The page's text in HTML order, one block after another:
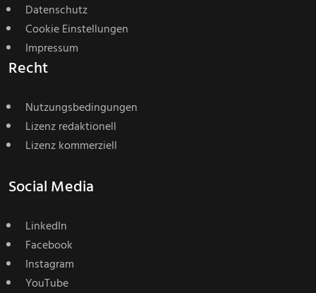
Datenschutz
Cookie Einstellungen
Impressum
Recht
Nutzungsbedingungen
Lizenz redaktionell
Lizenz kommerziell
Social Media
LinkedIn
Facebook
Instagram
YouTube